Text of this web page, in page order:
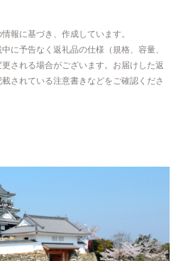
報に基づき、作成しています。
に予告なく返礼品の仕様（規格、容量、
される場合がございます。お届けした返
されている注意書きなどをご確認くださ